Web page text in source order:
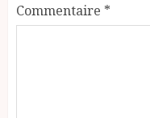
Commentaire *